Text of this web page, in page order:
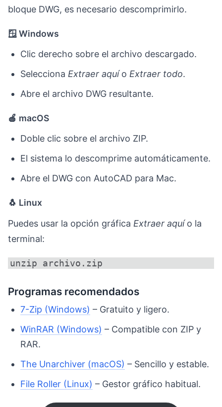
bloque DWG, es necesario descomprimirlo.
🪟 Windows
Clic derecho sobre el archivo descargado.
Selecciona Extraer aquío Extraer todo.
Abre el archivo DWG resultante.
🍎 macOS
Doble clic sobre el archivo ZIP.
El sistema lo descomprime automáticamente.
Abre el DWG con AutoCAD para Mac.
🐧 Linux
Puedes usar la opción gráfica Extraer aquío la
terminal:
unzip archivo.zip
Programas recomendados
7-Zip (Windows) – Gratuito y ligero.
WinRAR (Windows) – Compatible con ZIP y
RAR.
The Unarchiver (macOS) – Sencillo y estable.
File Roller (Linux) – Gestor gráfico habitual.